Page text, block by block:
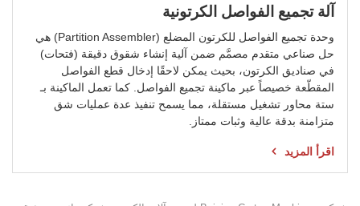
آلة تجميع الفواصل الكرتونية
وحدة تجميع الفواصل للكرتون المضلع (Partition Assembler) هي
حل صناعي متقدم مصمَّم ضمن آلية إنشاء شقوق دقيقة (فتحات)
في صناديق الكرتون، بحيث يمكن لاحقًا إدخال قطع الفواصل
المقطّعة خصيصاً عبر ماكينة تجميع الفواصل. كما تعمل الماكينة بـ
ستة محاور تشغيل مستقلة، مما يسمح تنفيذ عدة عمليات شق
متزامنة بدقة عالية وثبات ممتاز.
اقرأ المزيد